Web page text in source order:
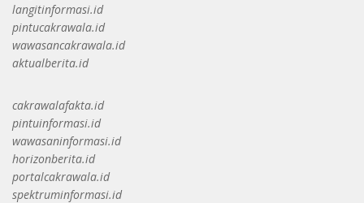
langitinformasi.id
pintucakrawala.id
wawasancakrawala.id
aktualberita.id
cakrawalafakta.id
pintuinformasi.id
wawasaninformasi.id
horizonberita.id
portalcakrawala.id
spektruminformasi.id